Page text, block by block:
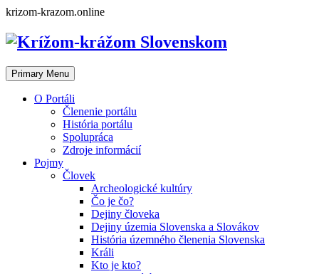
Skip
content
krizom-krazom.online
Primary Menu
O Portáli
Členenie portálu
História portálu
Spolupráca
Zdroje informácií
Pojmy
Človek
Archeologické kultúry
Čo je čo?
Dejiny človeka
Dejiny územia Slovenska a Slovákov
História územného členenia Slovenska
Králi
Kto je kto?